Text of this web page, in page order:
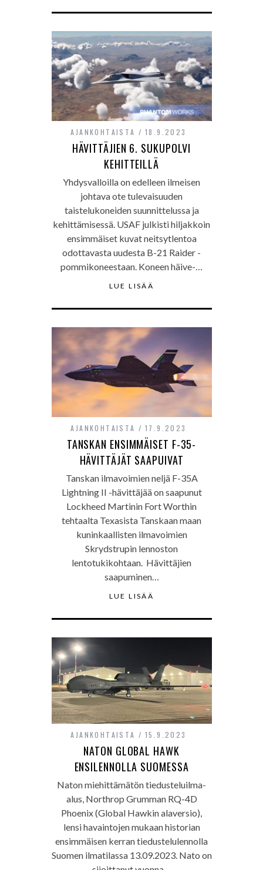
AJANKOHTAISTA 18.9.2023
HÄVITTÄJIEN 6. SUKUPOLVI
KEHITTEILLÄ
Yhdysvalloilla on edelleen ilmeisen
johtava ote tulevaisuuden
taistelukoneiden suunnittelussa ja
kehittämisessä. USAF julkisti hiljakkoin
ensimmäiset kuvat neitsytlentoa
odottavasta uudesta B-21 Raider -
pommikoneestaan. Koneen häive-…
LUE LISÄÄ
AJANKOHTAISTA 17.9.2023
TANSKAN ENSIMMÄISET F-35-
HÄVITTÄJÄT SAAPUIVAT
Tanskan ilmavoimien neljä F-35A
Lightning II -hävittäjää on saapunut
Lockheed Martinin Fort Worthin
tehtaalta Texasista Tanskaan maan
kuninkaallisten ilmavoimien
Skrydstrupin lennoston
lentotukikohtaan. Hävittäjien
saapuminen…
LUE LISÄÄ
AJANKOHTAISTA 15.9.2023
NATON GLOBAL HAWK
ENSILENNOLLA SUOMESSA
Naton miehittämätön tiedusteluilma-
alus, Northrop Grumman RQ-4D
Phoenix (Global Hawkin alaversio),
lensi havaintojen mukaan historian
ensimmäisen kerran tiedustelulennolla
Suomen ilmatilassa 13.09.2023. Nato on